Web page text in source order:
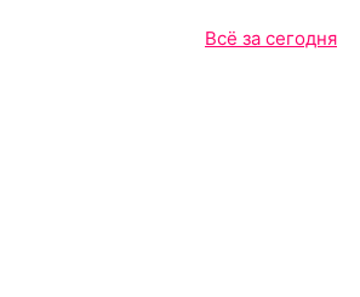
Всё за сегодня